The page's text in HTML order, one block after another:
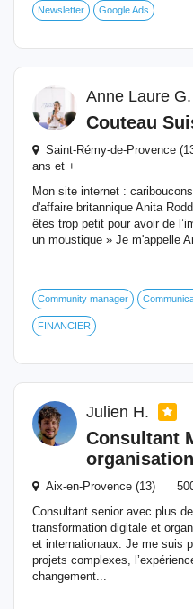
Newsletter Google Ads
Anne Laure G.
Couteau
Saint-Rémy-de-Provence
ans et +
Mon site internet :
d'affaire britannique Anita
êtes trop petit pour avoir de
un moustique » Je m'appelle
Community manager
FINANCIER
Julien H.
Consultant
Aix-en-Provence (13)
Consultant senior avec plus
transformation digitale et
et internationaux. Je me suis
projets complexes,
changement...